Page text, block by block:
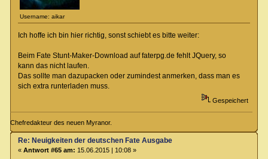
Username: aikar
Ich hoffe ich bin hier richtig, sonst schiebt es bitte weiter:
Beim Fate Stunt-Maker-Download auf faterpg.de fehlt JQuery, so
kann das nicht laufen.
Das sollte man dazupacken oder zumindest anmerken, dass man es
sich extra runterladen muss.
Gespeichert
Chefredakteur des neuen Myranor.
Re: Neuigkeiten der deutschen Fate Ausgabe
« Antwort #65 am: 15.06.2015 | 10:08 »